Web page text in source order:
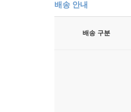
배송 안내
배송 구분